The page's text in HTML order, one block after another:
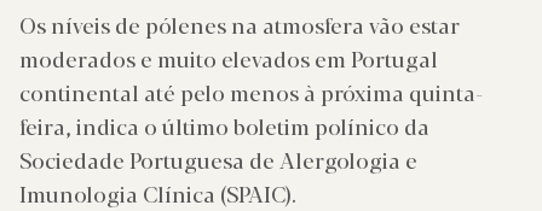
Os níveis de pólenes na atmosfera vão estar
moderados e muito elevados em Portugal
continental até pelo menos à próxima quinta-
feira, indica o último boletim polínico da
Sociedade Portuguesa de Alergologia e
Imunologia Clínica (SPAIC).